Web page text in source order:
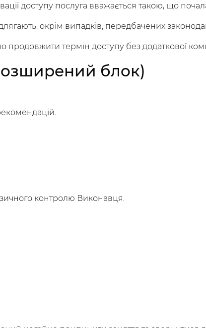
доступу послуга вважається такою, що
окрім випадків, передбачених
термін доступу без додаткової
блок)
контролю Виконавця.